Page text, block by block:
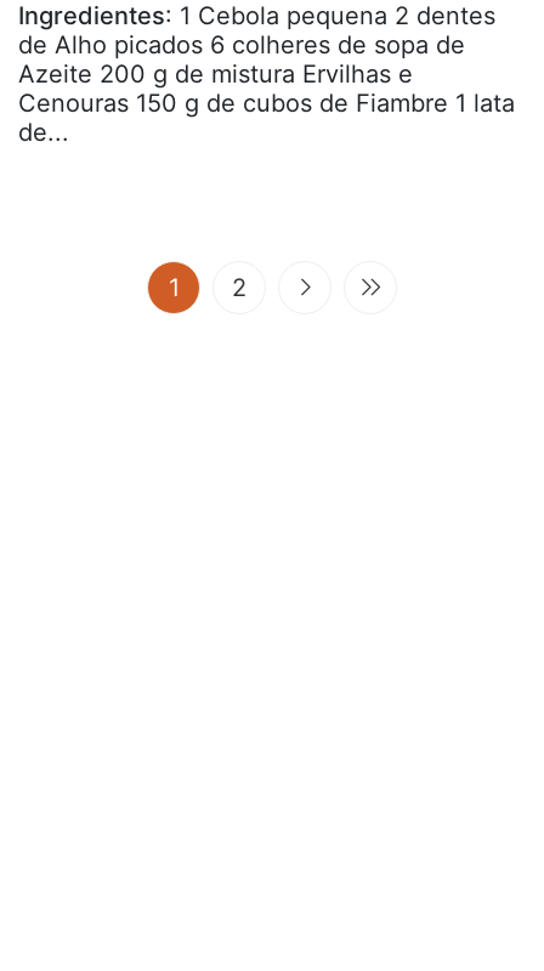
Ingredientes: 1 Cebola pequena 2 dentes
de Alho picados 6 colheres de sopa de
Azeite 200 g de mistura Ervilhas e
Cenouras 150 g de cubos de Fiambre 1 lata
de...
1 (current)
2